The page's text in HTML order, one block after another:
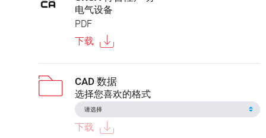
电气设备
PDF
下载
CAD 数据
选择您喜欢的格式
下载